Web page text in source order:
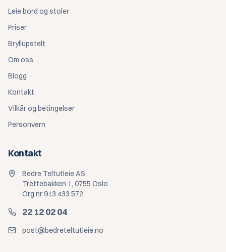
Leie bord og stoler
Priser
Bryllupstelt
Om oss
Blogg
Kontakt
Vilkår og betingelser
Personvern
Kontakt
Bedre Teltutleie AS
Trettebakken 1, 0755 Oslo
Org.nr 913 433 572
22 12 02 04
post@bedreteltutleie.no